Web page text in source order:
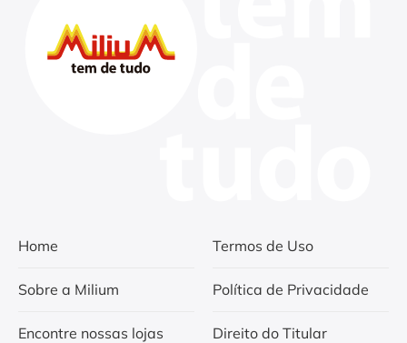
Home
Sobre a Milium
Encontre nossas lojas
Termos de Uso
Política de Privacidade
Direito do Titular